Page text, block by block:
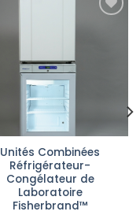
Unités Combinées
Réfrigérateur-
Congélateur de
Laboratoire
Fisherbrand™